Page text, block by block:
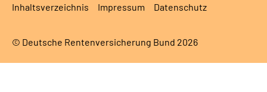
Inhaltsverzeichnis Impressum Datenschutz
© Deutsche Rentenversicherung Bund 2026